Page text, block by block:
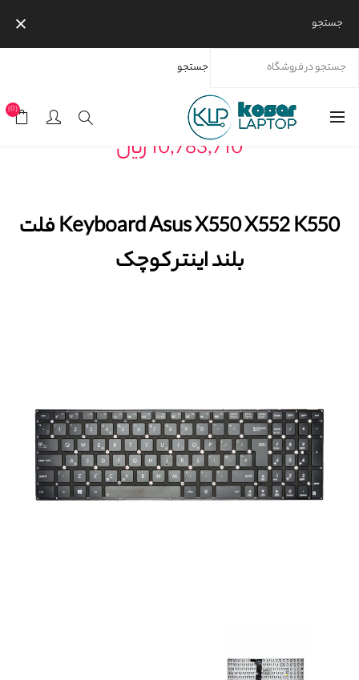
جستجو
جستجو
(0)
Keyboard Asus X550 X552 K550 فلت
بلند اينتر کوچک
10,783,710 ریال